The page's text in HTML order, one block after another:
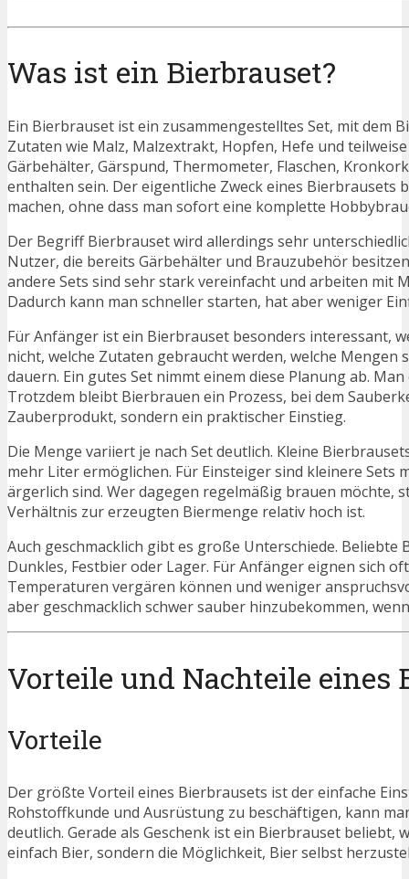
Was ist ein Bierbrauset?
Ein Bierbrauset ist ein zusammengestelltes Set, mit dem
Zutaten wie Malz, Malzextrakt, Hopfen, Hefe und
Gärbehälter, Gärspund, Thermometer, Flaschen,
enthalten sein. Der eigentliche Zweck eines Bierbrausets
machen, ohne dass man sofort eine komplette
Der Begriff Bierbrauset wird allerdings sehr
Nutzer, die bereits Gärbehälter und Brauzubehör
andere Sets sind sehr stark vereinfacht und arbeiten mit
Dadurch kann man schneller starten, hat aber weniger
Für Anfänger ist ein Bierbrauset besonders interessant,
nicht, welche Zutaten gebraucht werden, welche
dauern. Ein gutes Set nimmt einem diese Planung ab.
Trotzdem bleibt Bierbrauen ein Prozess, bei dem
Zauberprodukt, sondern ein praktischer Einstieg.
Die Menge variiert je nach Set deutlich. Kleine
mehr Liter ermöglichen. Für Einsteiger sind kleinere
ärgerlich sind. Wer dagegen regelmäßig brauen möchte,
Verhältnis zur erzeugten Biermenge relativ hoch ist.
Auch geschmacklich gibt es große Unterschiede. Beliebte
Dunkles, Festbier oder Lager. Für Anfänger eignen sich
Temperaturen vergären können und weniger
aber geschmacklich schwer sauber hinzubekommen,
Vorteile und Nachteile eines
Vorteile
Der größte Vorteil eines Bierbrausets ist der einfache
Rohstoffkunde und Ausrüstung zu beschäftigen, kann
deutlich. Gerade als Geschenk ist ein Bierbrauset
einfach Bier, sondern die Möglichkeit, Bier selbst